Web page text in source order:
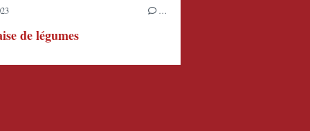
…
de légumes